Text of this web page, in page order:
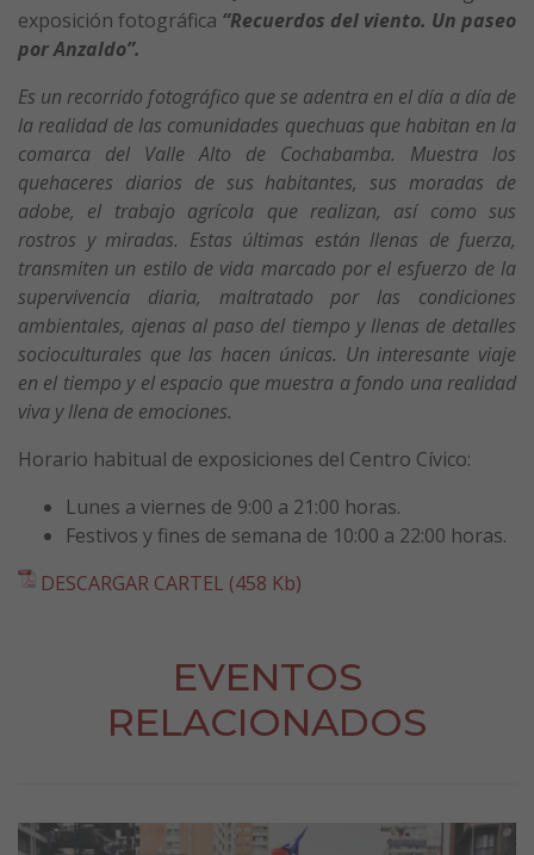
exposición fotográfica “Recuerdos del viento. Un paseo
por Anzaldo”.
Es un recorrido fotográfico que se adentra en el día a día de
la realidad de las comunidades quechuas que habitan en la
comarca del Valle Alto de Cochabamba. Muestra los
quehaceres diarios de sus habitantes, sus moradas de
adobe, el trabajo agrícola que realizan, así como sus
rostros y miradas. Estas últimas están llenas de fuerza,
transmiten un estilo de vida marcado por el esfuerzo de la
supervivencia diaria, maltratado por las condiciones
ambientales, ajenas al paso del tiempo y llenas de detalles
socioculturales que las hacen únicas. Un interesante viaje
en el tiempo y el espacio que muestra a fondo una realidad
viva y llena de emociones.
Horario habitual de exposiciones del Centro Cívico:
Lunes a viernes de 9:00 a 21:00 horas.
Festivos y fines de semana de 10:00 a 22:00 horas.
DESCARGAR CARTEL (458 Kb)
EVENTOS
RELACIONADOS